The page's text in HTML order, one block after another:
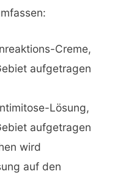
Creme,
aufgetragen
Lösung,
aufgetragen
wird
auf den